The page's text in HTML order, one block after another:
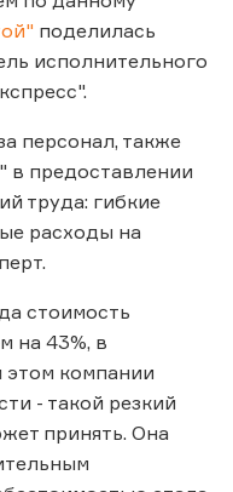
поделилась
исполнительного
персонал, также
в предоставлении
труда: гибкие
расходы на
стоимость
на 43%, в
этом компании
- такой резкий
принять. Она